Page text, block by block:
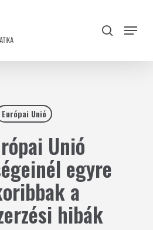
search
Menu
Európai Unió
Unió
egyre
a
hibák
Close